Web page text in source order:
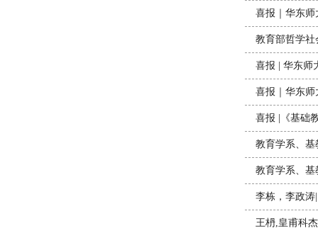
喜报｜华东
教育部哲学社
喜报 | 华东师
喜报｜华东
喜报 |《基础
教育学系、基
教育学系、
李栋，李政涛
王枬,皇甫科